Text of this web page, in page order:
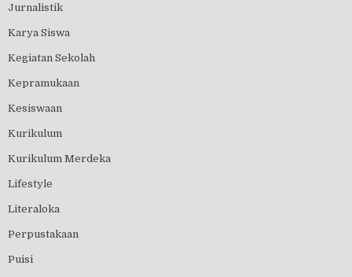
Jurnalistik
Karya Siswa
Kegiatan Sekolah
Kepramukaan
Kesiswaan
Kurikulum
Kurikulum Merdeka
Lifestyle
Literaloka
Perpustakaan
Puisi